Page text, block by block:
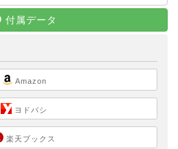
付属データ
Amazon
ヨドバシ
楽天ブックス